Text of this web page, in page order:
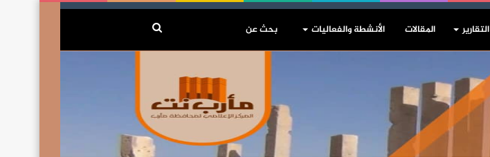
التقارير المقالات الأنشطة والفعاليات بحث